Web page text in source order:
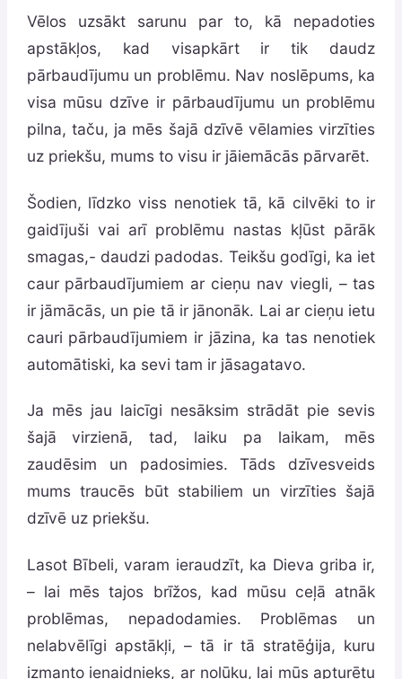
Vēlos uzsākt sarunu par to, kā nepadoties
apstākļos, kad visapkārt ir tik daudz
pārbaudījumu un problēmu. Nav noslēpums, ka
visa mūsu dzīve ir pārbaudījumu un problēmu
pilna, taču, ja mēs šajā dzīvē vēlamies virzīties
uz priekšu, mums to visu ir jāiemācās pārvarēt.
Šodien, līdzko viss nenotiek tā, kā cilvēki to ir
gaidījuši vai arī problēmu nastas kļūst pārāk
smagas,- daudzi padodas. Teikšu godīgi, ka iet
caur pārbaudījumiem ar cieņu nav viegli, – tas
ir jāmācās, un pie tā ir jānonāk. Lai ar cieņu ietu
cauri pārbaudījumiem ir jāzina, ka tas nenotiek
automātiski, ka sevi tam ir jāsagatavo.
Ja mēs jau laicīgi nesāksim strādāt pie sevis
šajā virzienā, tad, laiku pa laikam, mēs
zaudēsim un padosimies. Tāds dzīvesveids
mums traucēs būt stabiliem un virzīties šajā
dzīvē uz priekšu.
Lasot Bībeli, varam ieraudzīt, ka Dieva griba ir,
– lai mēs tajos brīžos, kad mūsu ceļā atnāk
problēmas, nepadodamies. Problēmas un
nelabvēlīgi apstākļi, – tā ir tā stratēģija, kuru
izmanto ienaidnieks, ar nolūku, lai mūs apturētu